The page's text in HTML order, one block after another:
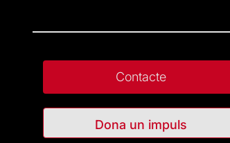
Contacte
Dona un impuls